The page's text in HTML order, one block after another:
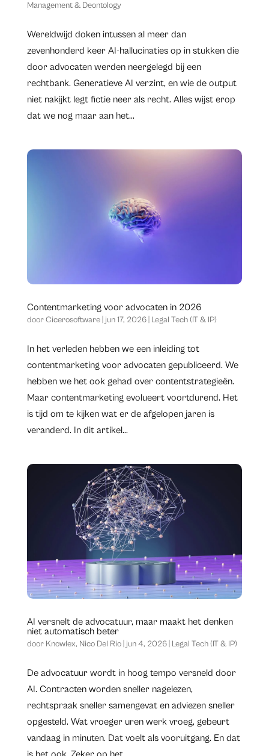
Management & Deontology
​Wereldwijd doken intussen al meer dan
zevenhonderd keer AI-hallucinaties op in stukken die
door advocaten werden neergelegd bij een
rechtbank. Generatieve AI verzint, en wie de output
niet nakijkt legt fictie neer als recht. Alles wijst erop
dat we nog maar aan het...
Contentmarketing voor advocaten in 2026
doorCicerosoftware| jun 17, 2026| Legal Tech (IT & IP)
​In het verleden hebben we een inleiding tot
contentmarketing voor advocaten gepubliceerd. We
hebben we het ook gehad over contentstrategieën.
Maar contentmarketing evolueert voortdurend. Het
is tijd om te kijken wat er de afgelopen jaren is
veranderd. In dit artikel...
AI versnelt de advocatuur, maar maakt het denken
niet automatisch beter
door Knowlex, Nico Del Rio| jun 4, 2026| Legal Tech (IT & IP)
​De advocatuur wordt in hoog tempo versneld door
AI. Contracten worden sneller nagelezen,
rechtspraak sneller samengevat en adviezen sneller
opgesteld. Wat vroeger uren werk vroeg, gebeurt
vandaag in minuten. Dat voelt als vooruitgang. En dat